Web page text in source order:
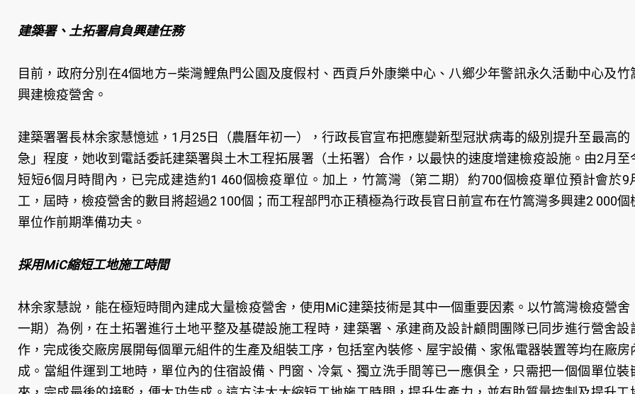
建築署、土拓署肩負興建任務
目前，政府分別在4個地方—柴灣鯉魚門公園及度假村、西貢戶外康樂中心、八鄉少年警訊永久活動中心及竹
興建檢疫營舍。
建築署署長林余家慧憶述，1月25日（農曆年初一），行政長官宣布把應變新型冠狀病毒的級別提升至最高的
急」程度，她收到電話委託建築署與土木工程拓展署（土拓署）合作，以最快的速度增建檢疫設施。由2月至
短短6個月時間內，已完成建造約1 460個檢疫單位。加上，竹篙灣（第二期）約700個檢疫單位預計會於9
工，屆時，檢疫營舍的數目將超過2 100個；而工程部門亦正積極為行政長官日前宣布在竹篙灣多興建2 000個
單位作前期準備功夫。
採用MiC縮短工地施工時間
林余家慧說，能在極短時間內建成大量檢疫營舍，使用MiC建築技術是其中一個重要因素。以竹篙灣檢疫營舍
一期）為例，在土拓署進行土地平整及基礎設施工程時，建築署、承建商及設計顧問團隊已同步進行營舍設
作，完成後交廠房展開每個單元組件的生產及組裝工序，包括室內裝修、屋宇設備、家俬電器裝置等均在廠房
成。當組件運到工地時，單位內的住宿設備、門窗、冷氣、獨立洗手間等已一應俱全，只需把一個個單位裝